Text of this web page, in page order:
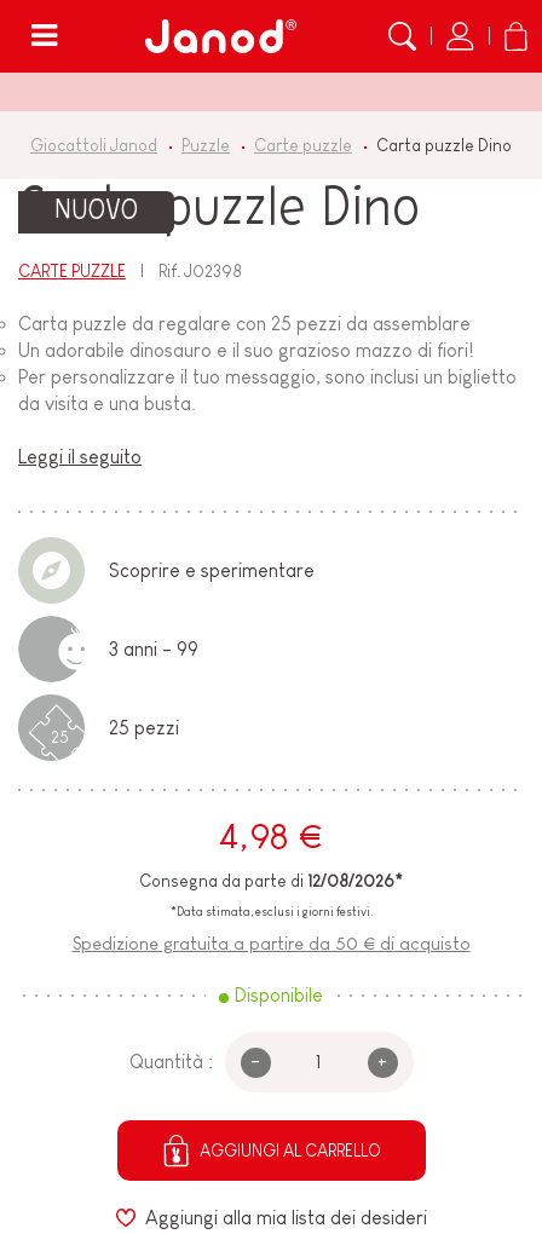
Giocattoli Janod Puzzle Carte puzzle Carta puzzle Dino
NUOVO
Carta puzzle Dino
CARTE PUZZLE Rif.J02398
Carta puzzle da regalare con 25 pezzi da assemblare
Un adorabile dinosauro e il suo grazioso mazzo di fiori!
Per personalizzare il tuo messaggio, sono inclusi un biglietto
da visita e una busta.
Leggi il seguito
Scoprire e sperimentare
3 anni - 99
25 25 pezzi
4,98 €
Consegna da parte di 12/08/2026*
*Data stimata, esclusi i giorni festivi.
Spedizione gratuita a partire da 50 € di acquisto
Disponibile
Quantità : - +
AGGIUNGI AL CARRELLO
Aggiungi alla mia lista dei desideri